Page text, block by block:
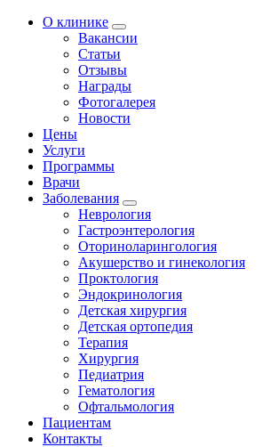
О клинике
Вакансии
Статьи
Отзывы
Награды
Фотогалерея
Новости
Цены
Услуги
Программы
Врачи
Заболевания
Неврология
Гастроэнтерология
Оториноларингология
Акушерство и гинекология
Проктология
Эндокринология
Детская хирургия
Детская ортопедия
Терапия
Хирургия
Педиатрия
Гематология
Офтальмология
Пациентам
Контакты